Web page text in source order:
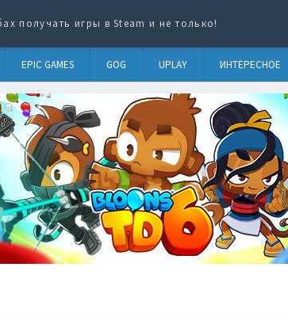
получать игры в Steam и не только!
EPIC GAMES GOG UPLAY ИНТЕРЕСНОЕ